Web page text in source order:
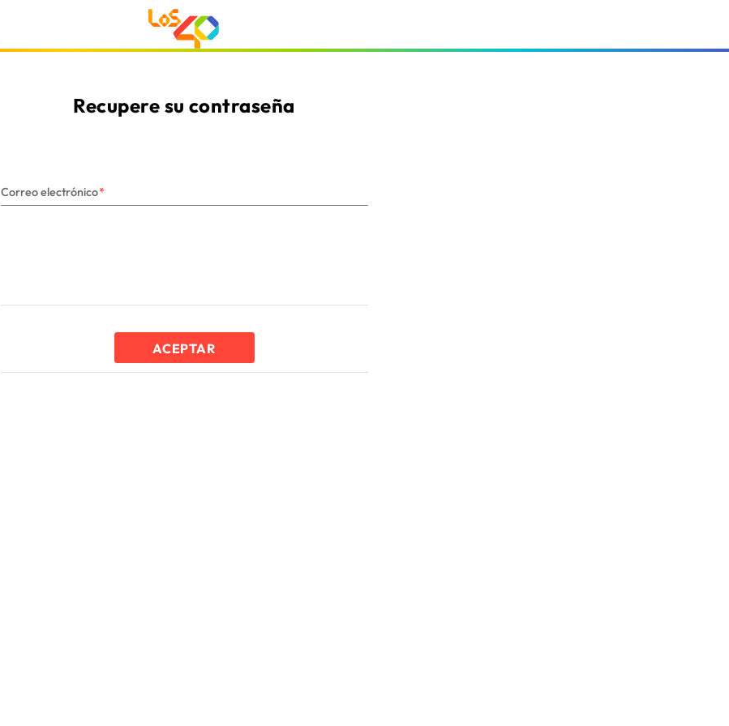
Recupere su contraseña
Correo electrónico
ACEPTAR